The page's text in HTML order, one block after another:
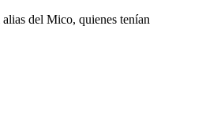
del Mico, quienes tenían